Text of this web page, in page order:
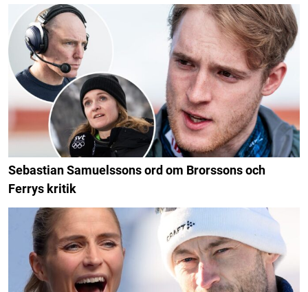
Sebastian Samuelssons ord om Brorssons och
Ferrys kritik